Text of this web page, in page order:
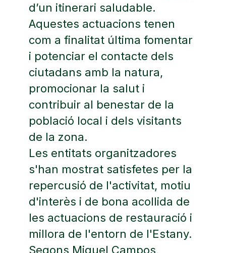
d’un itinerari saludable.
Aquestes actuacions tenen
com a finalitat última fomentar
i potenciar el contacte dels
ciutadans amb la natura,
promocionar la salut i
contribuir al benestar de la
població local i dels visitants
de la zona.
Les entitats organitzadores
s'han mostrat satisfetes per la
repercusió de l'activitat, motiu
d'interès i de bona acollida de
les actuacions de restauració i
millora de l'entorn de l'Estany.
Segons Miquel Campos,